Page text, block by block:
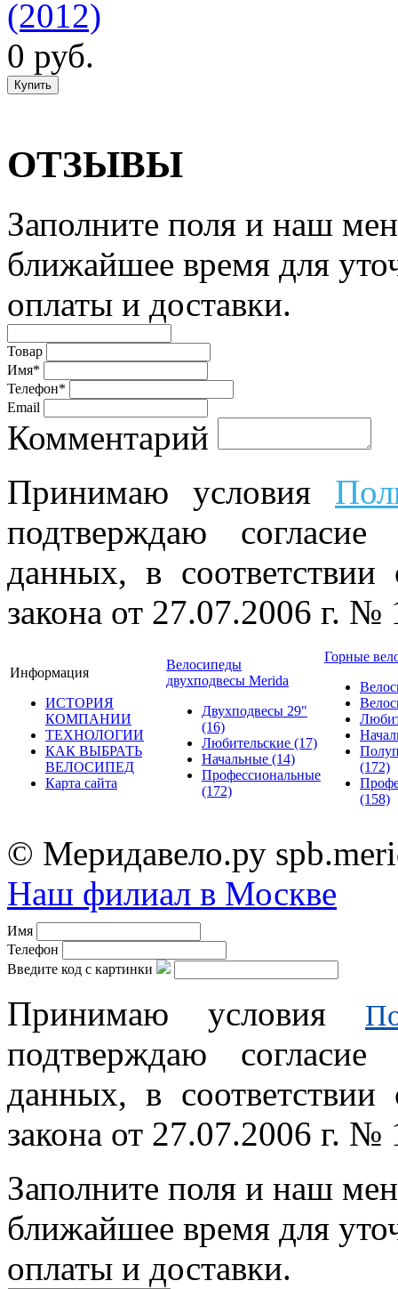
(2012)
0 руб.
ОТЗЫВЫ
Заполните поля и наш
ближайшее время для
оплаты и доставки.
Товар
Имя*
Телефон*
Email
Комментарий
Принимаю условия
подтверждаю
данных, в соответствии
закона от 27.07.2006 г.
Информация
ИСТОРИЯ
КОМПАНИИ
ТЕХНОЛОГИИ
КАК ВЫБРАТЬ
ВЕЛОСИПЕД
Карта сайта
Велосипеды
двухподвесы Merida
Двухподвесы 29"
(16)
Любительские (17)
Начальные (14)
Профессиональные
(172)
Горные
(172)
(158)
© Меридавело.ру
Наш филиал в Москве
Имя
Телефон
Введите код с картинки
Принимаю условия
подтверждаю
данных, в соответствии
закона от 27.07.2006 г.
Заполните поля и наш
ближайшее время для
оплаты и доставки.